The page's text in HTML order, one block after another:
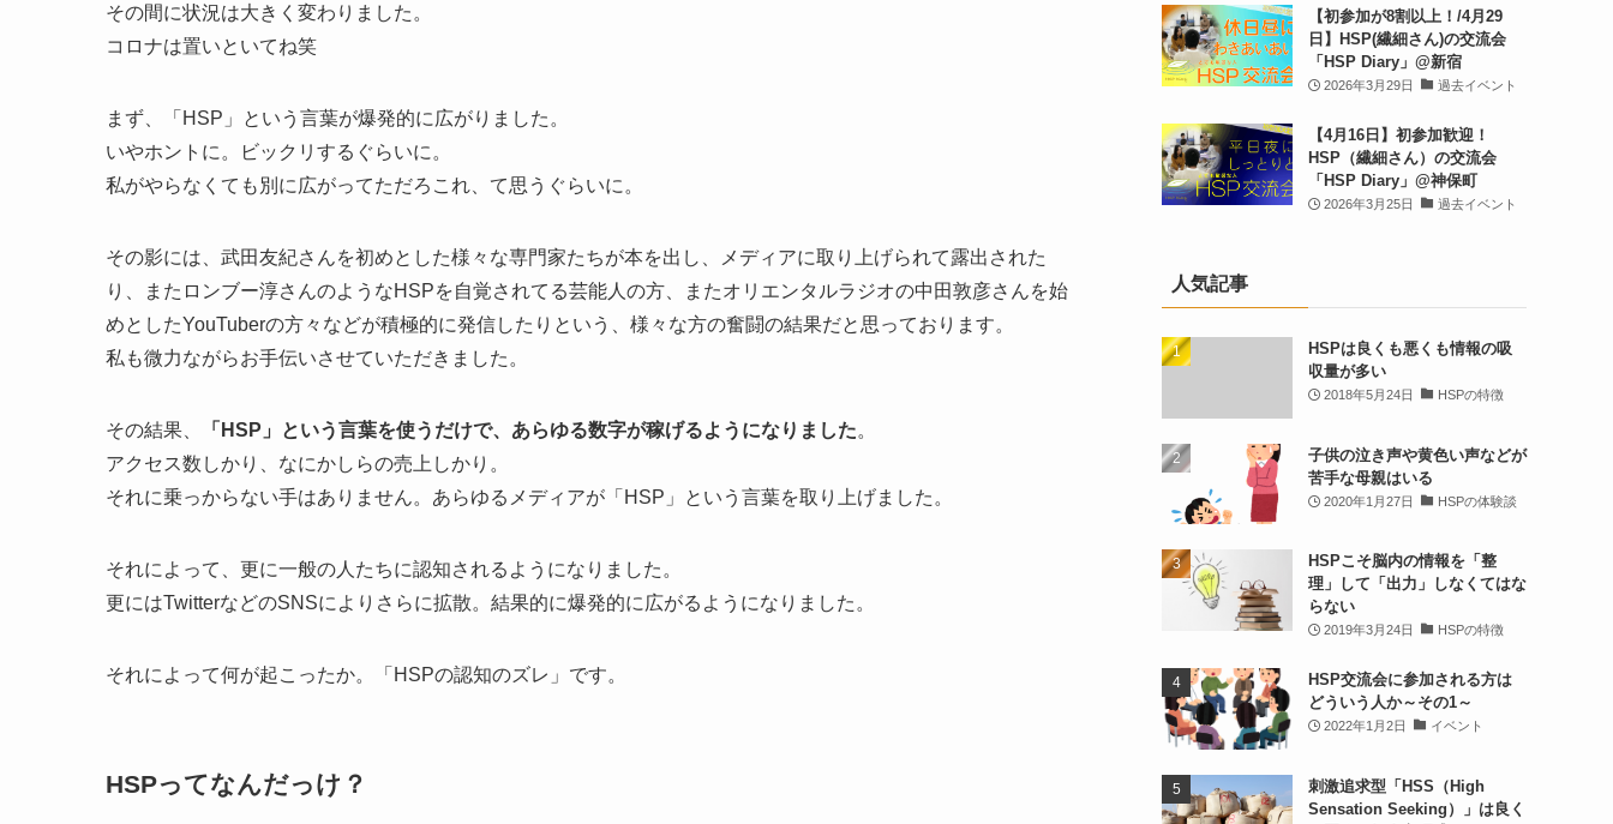
その間に状況は大きく変わりました。
コロナは置いといてね笑
まず、「HSP」という言葉が爆発的に広がりました。
いやホントに。ビックリするぐらいに。
私がやらなくても別に広がってただろこれ、て思うぐらいに。
その影には、武田友紀さんを初めとした様々な専門家たちが本を出し、メディアに取り上げられて露出された
り、またロンブー淳さんのようなHSPを自覚されてる芸能人の方、またオリエンタルラジオの中田敦彦さんを始
めとしたYouTuberの方々などが積極的に発信したりという、様々な方の奮闘の結果だと思っております。
私も微力ながらお手伝いさせていただきました。
その結果、 「HSP」という言葉を使うだけで、あらゆる数字が稼げるようになりました。
アクセス数しかり、なにかしらの売上しかり。
それに乗っからない手はありません。あらゆるメディアが「HSP」という言葉を取り上げました。
それによって、更に一般の人たちに認知されるようになりました。
更にはTwitterなどのSNSによりさらに拡散。結果的に爆発的に広がるようになりました。
それによって何が起こったか。「HSPの認知のズレ」です。
HSPってなんだっけ？
【初参加が8割以上！/4月29
日】HSP(繊細さん)の交流会
「HSP Diary」@新宿
2026年3月29日 過去イベント
【4月16日】初参加歓迎！
HSP（繊細さん）の交流会
「HSP Diary」@神保町
2026年3月25日 過去イベント
人気記事
HSPは良くも悪くも情報の吸
収量が多い
2018年5月24日 HSPの特徴
子供の泣き声や黄色い声などが
苦手な母親はいる
2020年1月27日 HSPの体験談
HSPこそ脳内の情報を「整
理」して「出力」しなくてはな
らない
2019年3月24日 HSPの特徴
HSP交流会に参加される方は
どういう人か～その1～
2022年1月2日 イベント
刺激追求型「HSS（High
Sensation Seeking）」は良く